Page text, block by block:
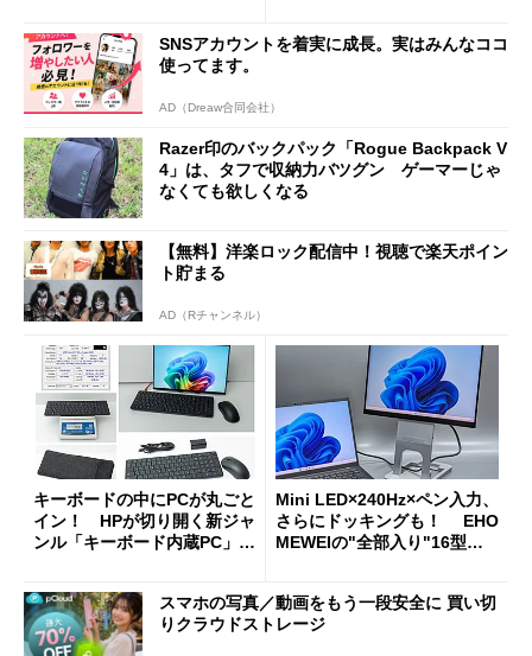
SNSアカウントを着実に成長。実はみんなココ
使ってます。
AD（Dreaw合同会社）
Razer印のバックパック「Rogue Backpack V
4」は、タフで収納力バツグン ゲーマーじゃ
なくても欲しくなる
【無料】洋楽ロック配信中！視聴で楽天ポイン
ト貯まる
AD（Rチャンネル）
キーボードの中にPCが丸ごと
イン！ HPが切り開く新ジャ
ンル「キーボード内蔵PC」の
Mini LED×240Hz×ペン入力、
さらにドッキングも！ EHO
MEWEIの"全部入り"16型モ
スマホの写真／動画をもう一段安全に 買い切
りクラウドストレージ